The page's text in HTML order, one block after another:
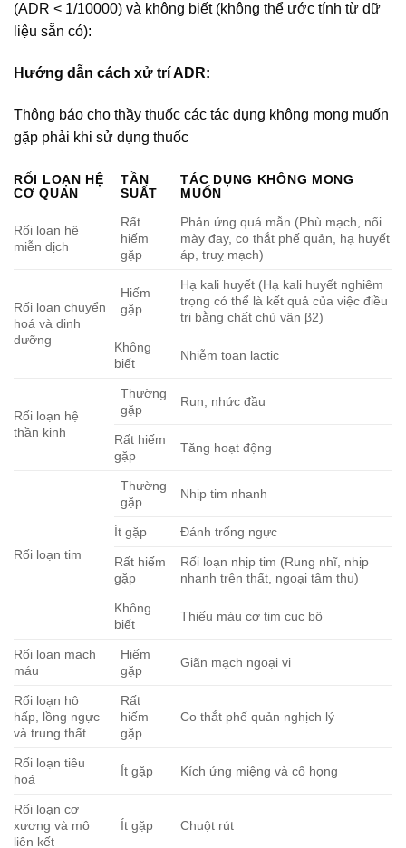
(ADR < 1/10000) và không biết (không thể ước tính từ dữ
liệu sẵn có):
Hướng dẫn cách xử trí ADR:
Thông báo cho thầy thuốc các tác dụng không mong muốn
gặp phải khi sử dụng thuốc
RỐI LOẠN HỆ
CƠ QUAN
TẦN
SUẤT
TÁC DỤNG KHÔNG MONG
MUỐN
Rối loạn hệ
miễn dịch
Rất
hiếm
gặp
Phản ứng quá mẫn (Phù mạch, nổi
mày đay, co thắt phế quản, hạ huyết
áp, truỵ mạch)
Rối loạn chuyển
hoá và dinh
dưỡng
Hiếm
gặp
Hạ kali huyết (Hạ kali huyết nghiêm
trọng có thể là kết quả của việc điều
trị bằng chất chủ vận β2)
Không
biết
Nhiễm toan lactic
Rối loạn hệ
thần kinh
Thường
gặp
Run, nhức đầu
Rất hiếm
gặp
Tăng hoạt động
Rối loạn tim
Thường
gặp
Nhịp tim nhanh
Ít gặp Đánh trống ngực
Rất hiếm
gặp
Rối loạn nhịp tim (Rung nhĩ, nhịp
nhanh trên thất, ngoại tâm thu)
Không
biết
Thiếu máu cơ tim cục bộ
Rối loạn mạch
máu
Hiếm
gặp
Giãn mạch ngoại vi
Rối loạn hô
hấp, lồng ngực
và trung thất
Rất
hiếm
gặp
Co thắt phế quản nghịch lý
Rối loạn tiêu
hoá
Ít gặp Kích ứng miệng và cổ họng
Rối loạn cơ
xương và mô
liên kết
Ít gặp Chuột rút